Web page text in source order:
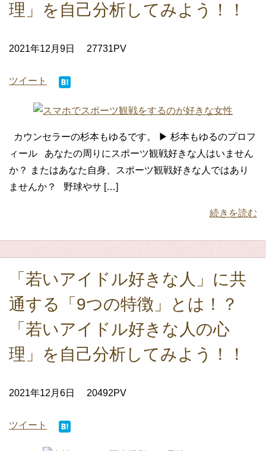
理」を自己分析してみよう！！
2021年12月9日 27731PV
ツイート
カウンセラーの杉本もゆるです。 ▶ 杉本もゆるのプロフ
ィール あなたの周りにスポーツ観戦好きな人はいません
か？ またはあなた自身、スポーツ観戦好きな人ではあり
ませんか？ 野球やサ […]
続きを読む
「若いアイドル好きな人」に共
通する「9つの特徴」とは！？
「若いアイドル好きな人の心
理」を自己分析してみよう！！
2021年12月6日 20492PV
ツイート